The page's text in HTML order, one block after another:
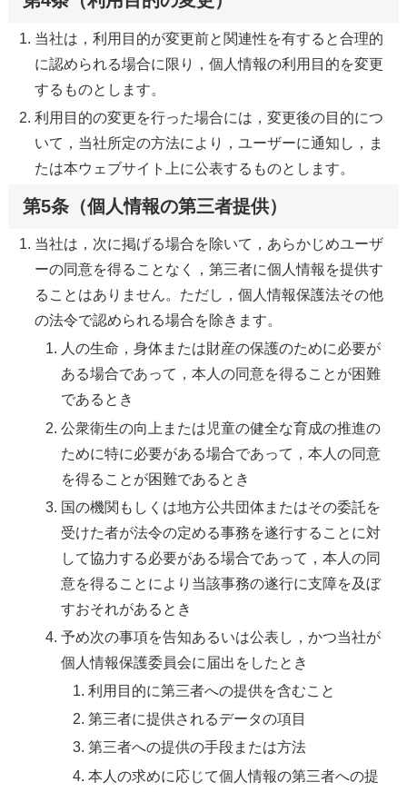
当社は，利用目的が変更前と関連性を有すると合理的
に認められる場合に限り，個人情報の利用目的を変更
するものとします。
利用目的の変更を行った場合には，変更後の目的につ
いて，当社所定の方法により，ユーザーに通知し，ま
たは本ウェブサイト上に公表するものとします。
第5条（個人情報の第三者提供）
当社は，次に掲げる場合を除いて，あらかじめユーザ
ーの同意を得ることなく，第三者に個人情報を提供す
ることはありません。ただし，個人情報保護法その他
の法令で認められる場合を除きます。
人の生命，身体または財産の保護のために必要が
ある場合であって，本人の同意を得ることが困難
であるとき
公衆衛生の向上または児童の健全な育成の推進の
ために特に必要がある場合であって，本人の同意
を得ることが困難であるとき
国の機関もしくは地方公共団体またはその委託を
受けた者が法令の定める事務を遂行することに対
して協力する必要がある場合であって，本人の同
意を得ることにより当該事務の遂行に支障を及ぼ
すおそれがあるとき
予め次の事項を告知あるいは公表し，かつ当社が
個人情報保護委員会に届出をしたとき
利用目的に第三者への提供を含むこと
第三者に提供されるデータの項目
第三者への提供の手段または方法
本人の求めに応じて個人情報の第三者への提